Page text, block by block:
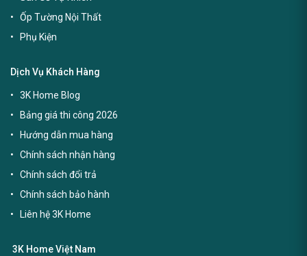
Ốp Tường Nội Thất
Phụ Kiện
Dịch Vụ Khách Hàng
3K Home Blog
Bảng giá thi công 2026
Hướng dẫn mua hàng
Chính sách nhận hàng
Chính sách đổi trả
Chính sách bảo hành
Liên hệ 3K Home
3K Home Việt Nam